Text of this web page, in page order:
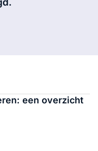
een overzicht